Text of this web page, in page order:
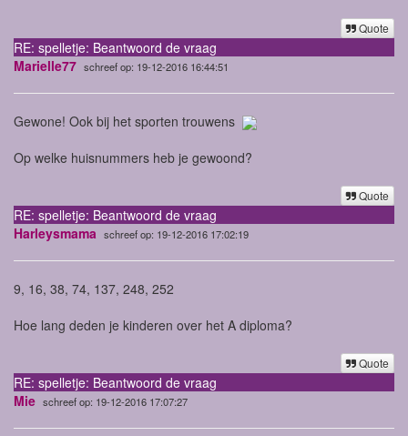
Quote
RE: spelletje: Beantwoord de vraag
Marielle77 schreef op: 19-12-2016 16:44:51
Gewone! Ook bij het sporten trouwens
Op welke huisnummers heb je gewoond?
Quote
RE: spelletje: Beantwoord de vraag
Harleysmama schreef op: 19-12-2016 17:02:19
9, 16, 38, 74, 137, 248, 252
Hoe lang deden je kinderen over het A diploma?
Quote
RE: spelletje: Beantwoord de vraag
Mie schreef op: 19-12-2016 17:07:27